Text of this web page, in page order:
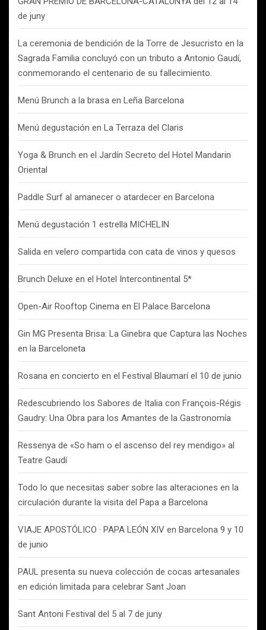
de juny
La ceremonia de bendición de la Torre de Jesucristo en la
Sagrada Familia concluyó con un tributo a Antonio Gaudí,
conmemorando el centenario de su fallecimiento.
Menú Brunch a la brasa en Leña Barcelona
Menú degustación en La Terraza del Claris
Yoga & Brunch en el Jardín Secreto del Hotel Mandarin
Oriental
Paddle Surf al amanecer o atardecer en Barcelona
Menú degustación 1 estrella MICHELIN
Salida en velero compartida con cata de vinos y quesos
Brunch Deluxe en el Hotel Intercontinental 5*
Open-Air Rooftop Cinema en El Palace Barcelona
Gin MG Presenta Brisa: La Ginebra que Captura las Noches
en la Barceloneta
Rosana en concierto en el Festival Blaumarí el 10 de junio
Redescubriendo los Sabores de Italia con François-Régis
Gaudry: Una Obra para los Amantes de la Gastronomía
Ressenya de «So ham o el ascenso del rey mendigo» al
Teatre Gaudí
Todo lo que necesitas saber sobre las alteraciones en la
circulación durante la visita del Papa a Barcelona
VIAJE APOSTÓLICO · PAPA LEÓN XIV en Barcelona 9 y 10
de junio
PAUL presenta su nueva colección de cocas artesanales
en edición limitada para celebrar Sant Joan
Sant Antoni Festival del 5 al 7 de juny